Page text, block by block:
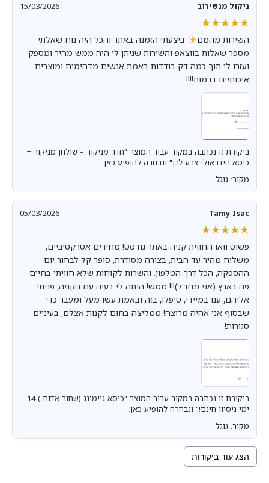
ניקול מנשירוב 15/03/2026
★★★★★
★★★★★
השירות מהמם
ביצעתי הזמנה באתר והכל היה נוח שאלתי
מספר שאלות בווצאפ והשירות שניתן לי היה ממש מהיר ומספק
ועזרו לי תוך כמה דק בודדות באמת אנשים מדהימים ומוצרים
איכותיים ברמות!!!!
ביקורת זו נכתבה במקור עבור המוצר "חדר מניקור – שולחן מניקור +
כיסא הידראולי צבע לבן" ונבחרה להופיע כאן.
מקור: גוגל
Tamy Isac
05/03/2026
★★★★★
★★★★★
פשוט וואו החווית קניה באתר גודסט! מחירים אטרקטיביים,
משלוח מהיר עד הבית, בצורה מסודרת, סופר קל לבחור יום
ההספקה, הכל דרך הטלפון. והשרות לקוחות שלא חוויתי בחיים
פה בארץ (אני מחו״ל)!!! ממש! היתה לי בעיה עם הקניה, פניתי
אליהם, ענו במיידי, טיפלו, בזה ובאמת עשו מעל ומעבר כדי
שבסוף אני אהיה מרוצה! ממליצה בחום לקנות אצלם, בעיניים
סגורות!
ביקורת זו נכתבה במקור עבור המוצר "כיסא גיימינג (שחור אדום ) 14
ימי ניסיון חינם!" ונבחרה להופיע כאן.
מקור: גוגל
הצג עוד ביקורות